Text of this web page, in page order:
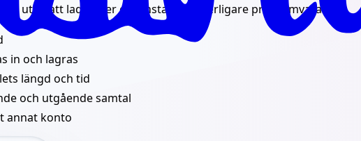
utan att ladda ner och installera ytterligare programvara.
in och lagras
längd och tid
och utgående samtal
annat konto